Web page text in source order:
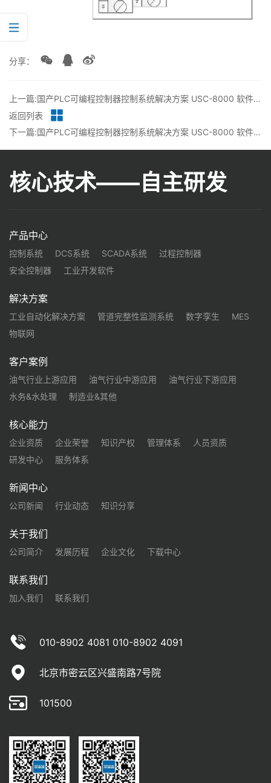
分享：
上一篇:国产PLC可编程控制器控制系统解决方案 USC-8000 软件-CC-扫描板卡丨龙鼎源
返回列表
下一篇:国产PLC可编程控制器控制系统解决方案 USC-8000 软件-通信软点丨龙鼎源
核心技术——自主研发
产品中心
控制系统 DCS系统 SCADA系统
过程控制器
安全控制器
工业开发软件
解决方案
工业自动化解决方案 管道完整性监测系统 数字孪生
MES
物联网
客户案例
油气行业上游应用 油气行业中游应用
油气行业下游应用
水务&水处理
制造业&其他
核心能力
企业资质 企业荣誉 知识产权 管理体系
人员资质
研发中心
服务体系
新闻中心
公司新闻 行业动态 知识分享
关于我们
公司简介 发展历程 企业文化 下载中心
联系我们
加入我们 联系我们
010-8902 4081 010-8902 4091
北京市密云区兴盛南路7号院
101500